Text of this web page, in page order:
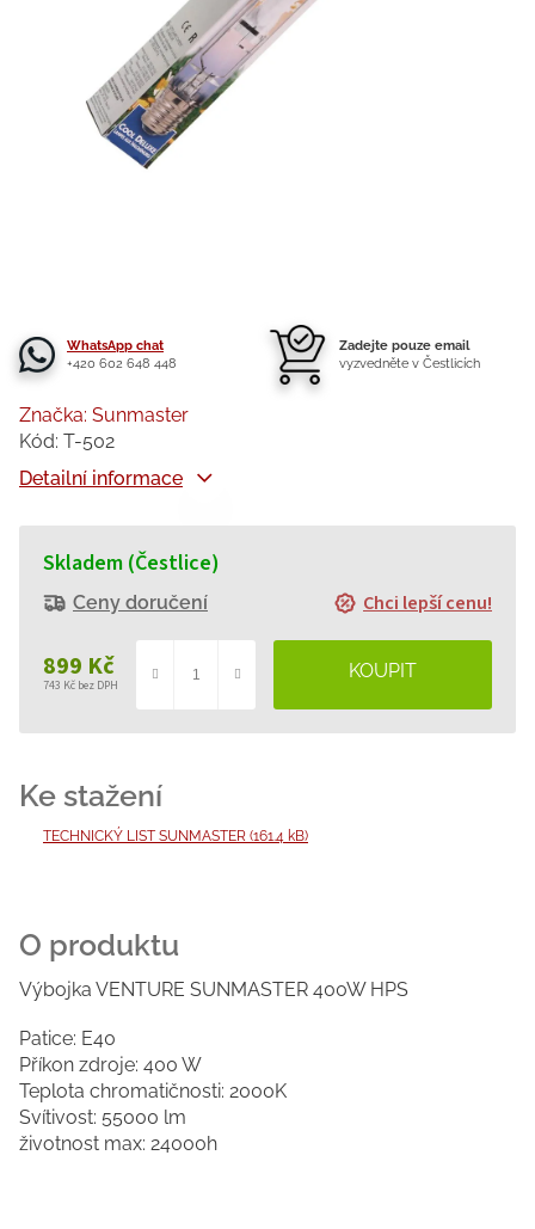
WhatsApp chat
+420 602 648 448
Zadejte pouze email
vyzvedněte v Čestlicích
899 Kč
743 Kč bez DPH
cena:
Skladem (Čestlice)
Ceny doručení Chci lepší cenu!
Detailní informace
Značka: Sunmaster
Kód: T-502
TECHNICKÝ LIST SUNMASTER (161.4 kB)
Výbojka VENTURE SUNMASTER 400W HPS
Patice: E40
Příkon zdroje: 400 W
Teplota chromatičnosti: 2000K
Svítivost: 55000 lm
životnost max: 24000h